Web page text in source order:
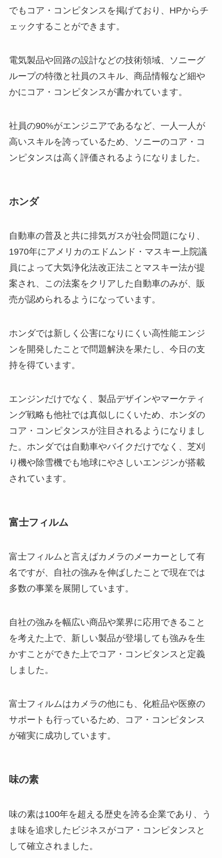
でもコア・コンピタンスを掲げており、HPからチ
ェックすることができます。
電気製品や回路の設計などの技術領域、ソニーグ
ループの特徴と社員のスキル、商品情報など細や
かにコア・コンピタンスが書かれています。
社員の90%がエンジニアであるなど、一人一人が
高いスキルを誇っているため、ソニーのコア・コ
ンピタンスは高く評価されるようになりました。
ホンダ
自動車の普及と共に排気ガスが社会問題になり、
1970年にアメリカのエドムンド・マスキー上院議
員によって大気浄化法改正法ことマスキー法が提
案され、この法案をクリアした自動車のみが、販
売が認められるようになっています。
ホンダでは新しく公害になりにくい高性能エンジ
ンを開発したことで問題解決を果たし、今日の支
持を得ています。
エンジンだけでなく、製品デザインやマーケティ
ング戦略も他社では真似しにくいため、ホンダの
コア・コンピタンスが注目されるようになりまし
た。ホンダでは自動車やバイクだけでなく、芝刈
り機や除雪機でも地球にやさしいエンジンが搭載
されています。
富士フィルム
富士フィルムと言えばカメラのメーカーとして有
名ですが、自社の強みを伸ばしたことで現在では
多数の事業を展開しています。
自社の強みを幅広い商品や業界に応用できること
を考えた上で、新しい製品が登場しても強みを生
かすことができた上でコア・コンピタンスと定義
しました。
富士フィルムはカメラの他にも、化粧品や医療の
サポートも行っているため、コア・コンピタンス
が確実に成功しています。
味の素
味の素は100年を超える歴史を誇る企業であり、う
ま味を追求したビジネスがコア・コンピタンスと
して確立されました。